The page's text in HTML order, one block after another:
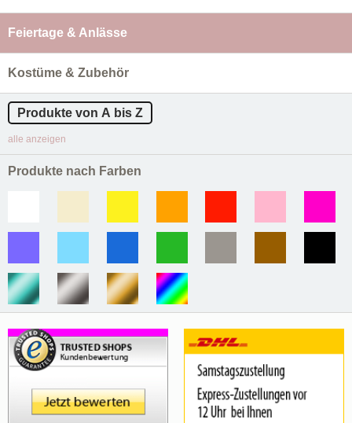
Feiertage & Anlässe
Kostüme & Zubehör
Produkte von A bis Z
alle anzeigen
Produkte nach Farben